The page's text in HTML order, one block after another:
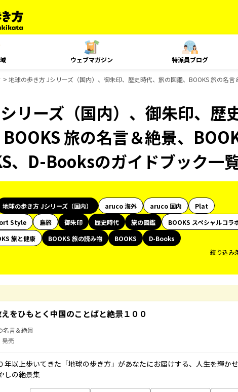
ウェブマガジン 特派員ブログ
地球の歩き方 Jシリーズ（国内）、御朱印、歴史時代、旅の図鑑、BOOKS 旅の名
リーズ（国内）、御朱印、歴
旅の名言＆絶景、
、D-Booksのガイドブック一
地球の歩き方 Jシリーズ（国内） aruco 海外 aruco 国内
Plat
Style 島旅 御朱印 歴史時代 旅の図鑑
BOOKS スペシャルコラ
旅と健康 BOOKS 旅の読み物 BOOKS
D-Books
絞り込み
をひもとく中国のことばと絶景１００
名言＆絶景
発売
年以上歩いてきた「地球の歩き方」があなたにお届けする、人生を輝か
しの絶景集